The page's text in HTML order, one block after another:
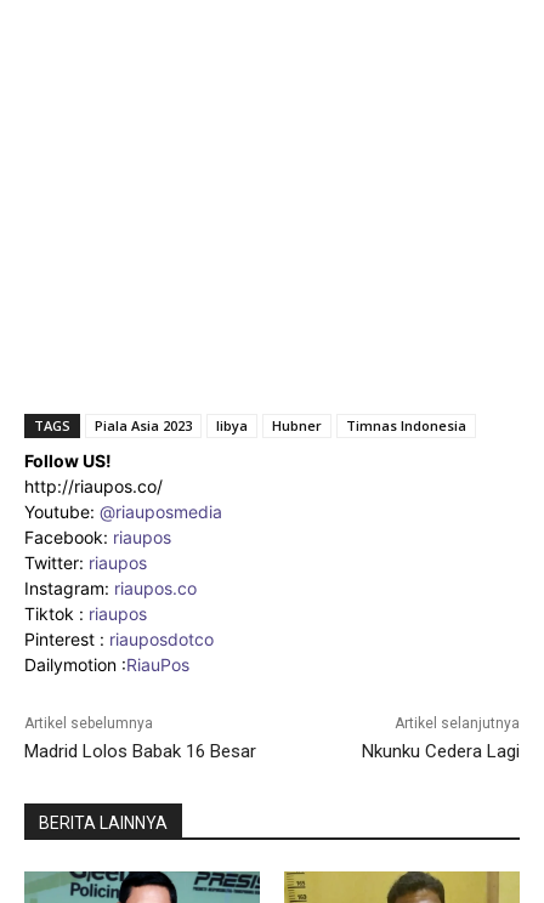
TAGS Piala Asia 2023 libya Hubner Timnas Indonesia
Follow US!
http://riaupos.co/
Youtube: @riauposmedia
Facebook: riaupos
Twitter: riaupos
Instagram: riaupos.co
Tiktok : riaupos
Pinterest : riauposdotco
Dailymotion :RiauPos
Artikel sebelumnya
Madrid Lolos Babak 16 Besar
Artikel selanjutnya
Nkunku Cedera Lagi
BERITA LAINNYA